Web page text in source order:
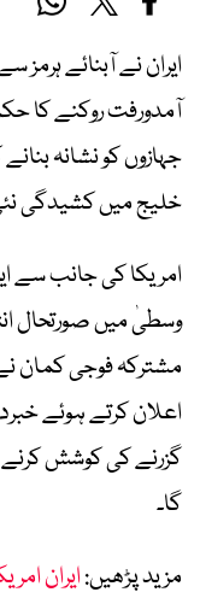
ایران نے آبنائے ہرمز
آمدورفت روکنے کا
جہازوں کو نشانہ
خلیج میں کشیدگی
امریکا کی جانب سے
وسطیٰ میں صورتحال
مشترکہ فوجی کمان نے
اعلان کرتے ہوئے
گزرنے کی کوشش کرنے
گا۔
مزید پڑھیں:ایران